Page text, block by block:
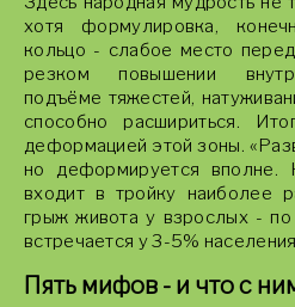
хотя формулировка,
кольцо - слабое место
резком повышении
подъёме тяжестей,
способно расшириться.
деформацией этой зоны.
но деформируется вполне.
входит в тройку наиболее
грыж живота у взрослых -
встречается у 3-5%
Пять мифов - и что с